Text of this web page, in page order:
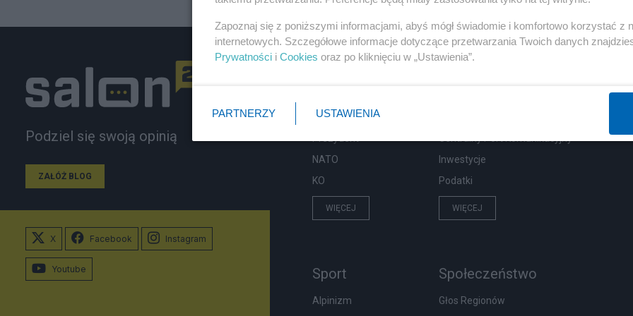
Podziel się swoją opinią
ZAŁÓŻ BLOG
Rząd
NATO
KO
WIĘCEJ
Inwestycje
Podatki
WIĘCEJ
Sport
Alpinizm
Społeczeństwo
Głos Regionów
X Facebook Instagram
Youtube
Zapoznaj się z poniższymi informacjami, abyś mógł świadomie i komfortowo korzystać z
internetowych. Szczegółowe informacje dotyczące przetwarzania Twoich danych
Prywatności i Cookies oraz po kliknięciu w „Ustawienia”.
PARTNERZY USTAWIENIA